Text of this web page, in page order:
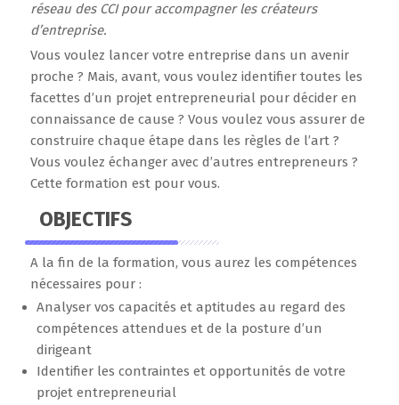
réseau des CCI pour accompagner les créateurs
d’entreprise.
Vous voulez lancer votre entreprise dans un avenir
proche ? Mais, avant, vous voulez identifier toutes les
facettes d’un projet entrepreneurial pour décider en
connaissance de cause ? Vous voulez vous assurer de
construire chaque étape dans les règles de l’art ?
Vous voulez échanger avec d’autres entrepreneurs ?
Cette formation est pour vous.
OBJECTIFS
A la fin de la formation, vous aurez les compétences
nécessaires pour :
Analyser vos capacités et aptitudes au regard des
compétences attendues et de la posture d’un
dirigeant
Identifier les contraintes et opportunités de votre
projet entrepreneurial